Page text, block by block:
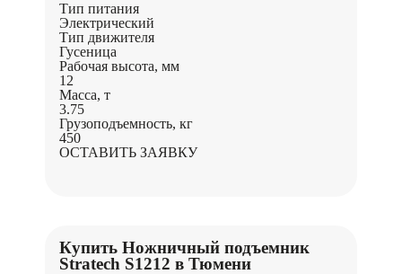
Тип питания
Электрический
Тип движителя
Гусеница
Рабочая высота, мм
12
Масса, т
3.75
Грузоподъемность, кг
450
ОСТАВИТЬ ЗАЯВКУ
Купить Ножничный подъемник
Stratech S1212 в Тюмени